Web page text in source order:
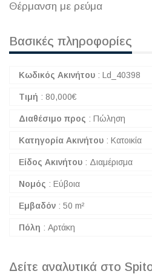
Θέρμανση με ρεύμα
Βασικές πληροφορίες
Κωδικός Ακινήτου : Ld_40398
Τιμή : 80,000€
Διαθέσιμο προς : Πώληση
Κατηγορία Ακινήτου : Κατοικία
Είδος Ακινήτου : Διαμέρισμα
Νομός : Εύβοια
Εμβαδόν : 50 m²
Πόλη : Αρτάκη
Δείτε αναλυτικά στο